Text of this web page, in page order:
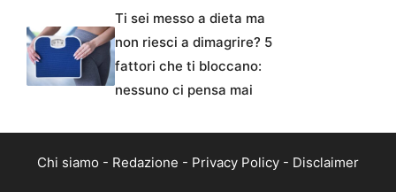
Ti sei messo a dieta ma
non riesci a dimagrire? 5
fattori che ti bloccano:
nessuno ci pensa mai
Chi siamo - Redazione - Privacy Policy - Disclaimer